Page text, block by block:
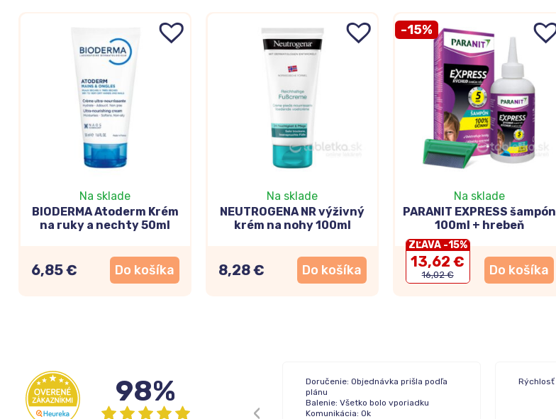
Na sklade
BIODERMA Atoderm Krém
na ruky a nechty 50ml
6,85 € Do košíka
Na sklade
NEUTROGENA NR výživný
krém na nohy 100ml
8,28 € Do košíka
-15%
Na sklade
PARANIT EXPRESS šampón
100ml + hrebeň
ZĽAVA -15%
13,62 €
16,02 € Do košíka
98%
Žiadne !
Doručenie: Objednávka prišla podľa
plánu
Balenie: Všetko bolo vporiadku
Komunikácia: Ok
Rýchlosť